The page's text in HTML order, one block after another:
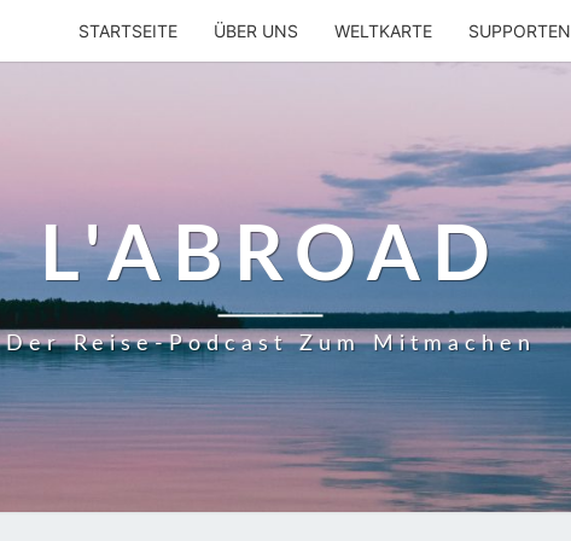
STARTSEITE ÜBER UNS WELTKARTE SUPPORTEN
L'ABROAD
Der Reise-Podcast Zum Mitmachen